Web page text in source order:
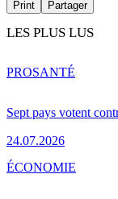
Print Partager
LES PLUS LUS
Sept pays votent
24.07.2026
PROSANTÉ
ÉCONOMIE